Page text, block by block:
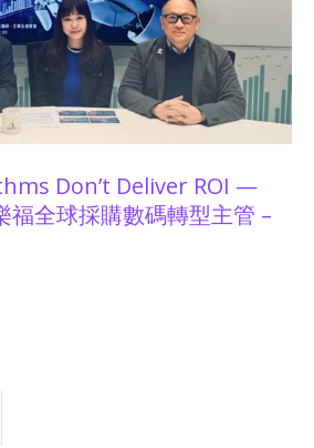
Don’t Deliver ROI —
福全球採購數碼轉型主管 –